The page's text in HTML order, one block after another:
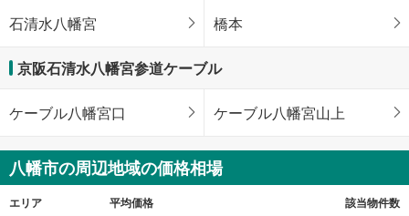
石清水八幡宮 橋本
京阪石清水八幡宮参道ケーブル
ケーブル八幡宮口 ケーブル八幡宮山上
八幡市の周辺地域の価格相場
エリア 平均価格 該当物件数